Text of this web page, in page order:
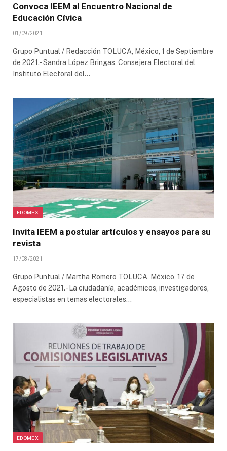
Convoca IEEM al Encuentro Nacional de
Educación Cívica
01/09/2021
Grupo Puntual / Redacción TOLUCA, México, 1 de Septiembre
de 2021.- Sandra López Bringas, Consejera Electoral del
Instituto Electoral del…
EDOMEX
Invita IEEM a postular artículos y ensayos para su
revista
17/08/2021
Grupo Puntual / Martha Romero TOLUCA, México, 17 de
Agosto de 2021.- La ciudadanía, académicos, investigadores,
especialistas en temas electorales…
EDOMEX